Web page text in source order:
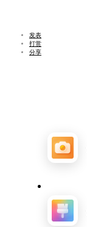
发表
打赏
分享